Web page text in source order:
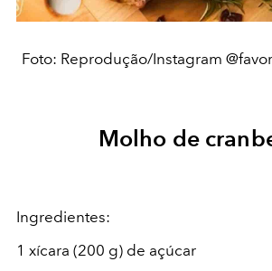
Foto: Reprodução/Instagram
Molho de
Ingredientes:
1 xícara (200 g) de açúcar